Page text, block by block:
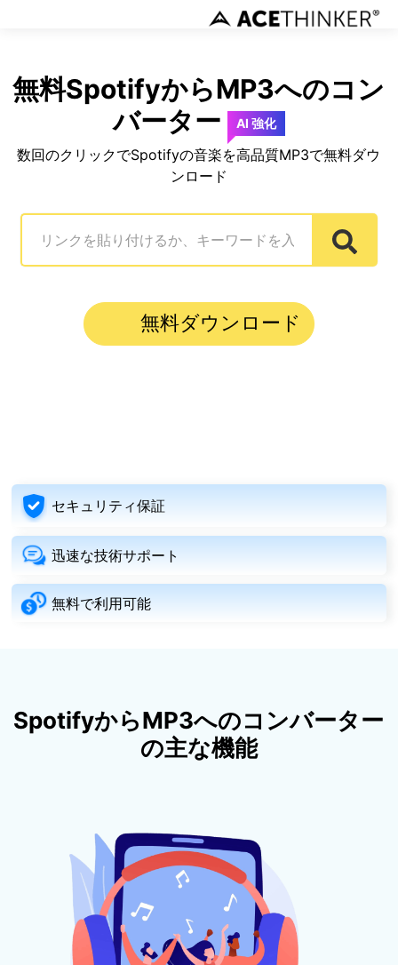
無料SpotifyからMP3へのコン
バーター
AI 強化
数回のクリックでSpotifyの音楽を高品質MP3で無料ダウ
ンロード
無料ダウンロード
セキュリティ保証
迅速な技術サポート
無料で利用可能
SpotifyからMP3へのコンバーター
の主な機能